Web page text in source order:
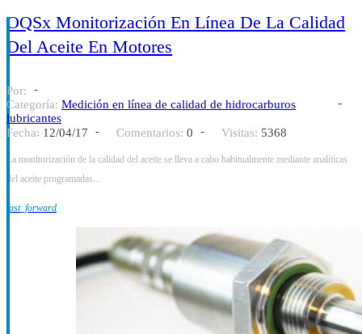
OQSx Monitorización En Línea De La Calidad
Del Aceite En Motores
Por:
Categoría: Medición en línea de calidad de hidrocarburos
lubricantes
Fecha: 12/04/17 Comentarios: 0 Visitas: 5368
La monitorización de la calidad del aceite se lleva a cabo habitualmente mediante analíticas
del aceite programadas...
fast_forward